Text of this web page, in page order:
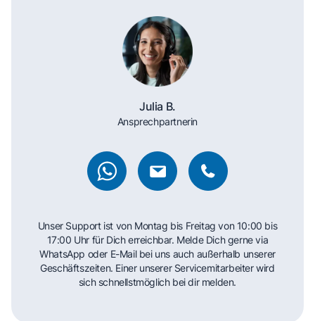
Julia B.
Ansprechpartnerin
Unser Support ist von Montag bis Freitag von 10:00 bis
17:00 Uhr für Dich erreichbar. Melde Dich gerne via
WhatsApp oder E-Mail bei uns auch außerhalb unserer
Geschäftszeiten. Einer unserer Servicemitarbeiter wird
sich schnellstmöglich bei dir melden.